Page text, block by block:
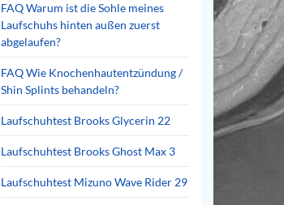
FAQ Warum ist die Sohle meines
Laufschuhs hinten außen zuerst
abgelaufen?
FAQ Wie Knochenhautentzündung /
Shin Splints behandeln?
Laufschuhtest Brooks Glycerin 22
Laufschuhtest Brooks Ghost Max 3
Laufschuhtest Mizuno Wave Rider 29